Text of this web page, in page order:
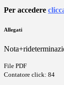
Per accedere
Allegati
File PDF
Contatore click: 84